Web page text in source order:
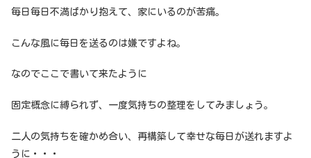
毎日毎日不満ばかり抱えて、家にいるのが苦痛。
こんな風に毎日を送るのは嫌ですよね。
なのでここで書いて来たように
固定概念に縛られず、一度気持ちの整理をしてみましょう。
二人の気持ちを確かめ合い、再構築して幸せな毎日が送れますよ
うに・・・